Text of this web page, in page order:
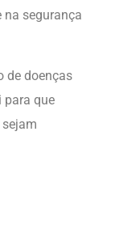
segurança
de doenças
para que